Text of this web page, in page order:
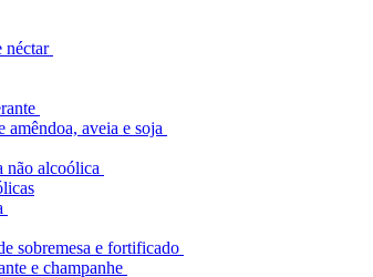
néctar
amêndoa, aveia e soja
não alcoólica
sobremesa e fortificado
e champanhe